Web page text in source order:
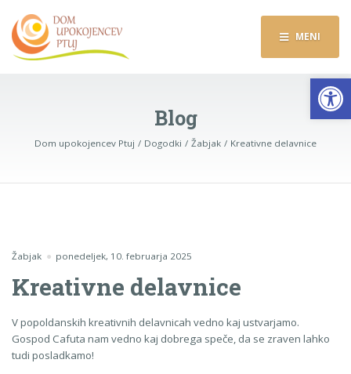
MENI
Blog
Dom upokojencev Ptuj Dogodki Žabjak Kreativne delavnice
Žabjak ponedeljek, 10. februarja 2025
Kreativne delavnice
V popoldanskih kreativnih delavnicah vedno kaj ustvarjamo.
Gospod Cafuta nam vedno kaj dobrega speče, da se zraven lahko
tudi posladkamo!